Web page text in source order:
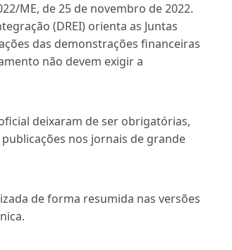
ME, de 25 de novembro de 2022.
(DREI) orienta as Juntas
das demonstrações financeiras
não devem exigir a
deixaram de ser obrigatórias,
nos jornais de grande
de forma resumida nas versões